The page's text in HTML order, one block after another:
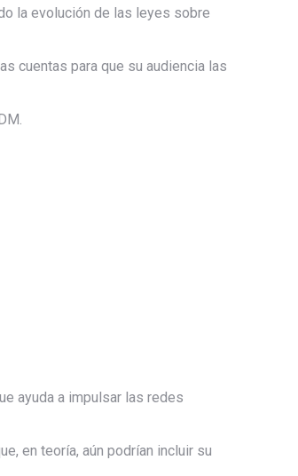
la evolución de las leyes sobre
cuentas para que su audiencia las
ayuda a impulsar las redes
en teoría, aún podrían incluir su